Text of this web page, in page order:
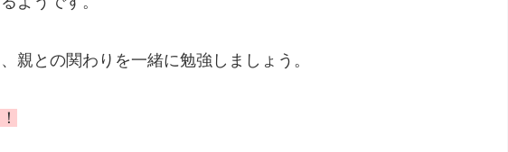
親との関わりを一緒に勉強しましょう。